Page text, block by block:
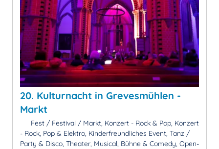
20. Kulturnacht in Grevesmühlen -
Markt
Fest / Festival / Markt, Konzert - Rock & Pop, Konzert
- Rock, Pop & Elektro, Kinderfreundliches Event, Tanz /
Party & Disco, Theater, Musical, Bühne & Comedy, Open-